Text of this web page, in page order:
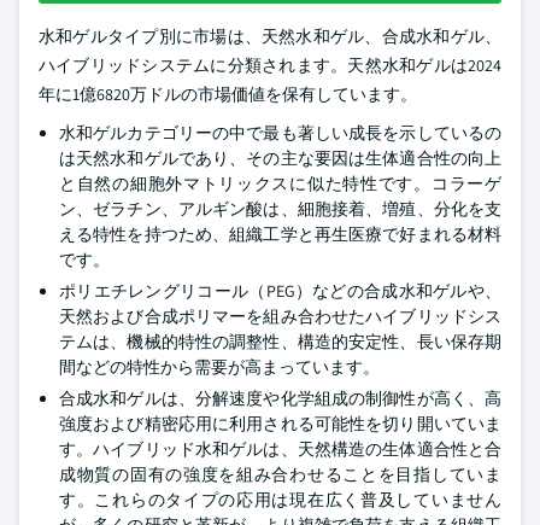
水和ゲルタイプ別に市場は、天然水和ゲル、合成水和ゲル、
ハイブリッドシステムに分類されます。天然水和ゲルは2024
年に1億6820万ドルの市場価値を保有しています。
水和ゲルカテゴリーの中で最も著しい成長を示しているの
は天然水和ゲルであり、その主な要因は生体適合性の向上
と自然の細胞外マトリックスに似た特性です。コラーゲ
ン、ゼラチン、アルギン酸は、細胞接着、増殖、分化を支
える特性を持つため、組織工学と再生医療で好まれる材料
です。
ポリエチレングリコール（PEG）などの合成水和ゲルや、
天然および合成ポリマーを組み合わせたハイブリッドシス
テムは、機械的特性の調整性、構造的安定性、長い保存期
間などの特性から需要が高まっています。
合成水和ゲルは、分解速度や化学組成の制御性が高く、高
強度および精密応用に利用される可能性を切り開いていま
す。ハイブリッド水和ゲルは、天然構造の生体適合性と合
成物質の固有の強度を組み合わせることを目指していま
す。これらのタイプの応用は現在広く普及していません